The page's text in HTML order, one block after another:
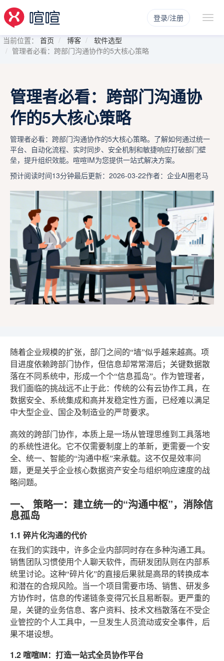
登录/注册
当前位置： 首页 博客
软件选型
管理者必看：跨部门沟通协作的5大核心策略
管理者必看：跨部门沟通协
作的5大核心策略
管理者必看：跨部门沟通协作的5大核心策略。了解如何通过统一
平台、自动化流程、实时同步、安全机制和敏捷响应打破部门壁
垒，提升组织效能。喧喧IM为您提供一站式解决方案。
预计阅读时间13分钟最后更新：2026-03-22作者：企业AI圈老马
随着企业规模的扩张，部门之间的“墙”似乎越来越高。项
目进度依赖跨部门协作，但信息却常常滞后；关键数据散
落在不同系统中，形成一个个“信息孤岛”。作为管理者，
我们面临的挑战远不止于此：传统的公有云协作工具，在
数据安全、系统集成和高并发稳定性方面，已经难以满足
中大型企业、国企及制造业的严苛要求。
高效的跨部门协作，本质上是一场从管理思维到工具落地
的系统性进化。它不仅需要制度上的革新，更需要一个安
全、统一、智能的“沟通中枢”来承载。这不仅是效率问
题，更是关乎企业核心数据资产安全与组织响应速度的战
略问题。
一、 策略一：建立统一的“沟通中枢”，消除信
息孤岛
1.1 碎片化沟通的代价
在我们的实践中，许多企业内部同时存在多种沟通工具。
销售团队习惯使用个人聊天软件，而研发团队则在内部系
统里讨论。这种“碎片化”的直接后果就是高昂的转换成本
和潜在的合规风险。当一个项目需要市场、销售、研发多
方协作时，信息的传递链条变得冗长且易断裂。更严重的
是，关键的业务信息、客户资料、技术文档散落在不受企
业管控的个人工具中，一旦发生人员流动或安全事件，后
果不堪设想。
1.2 喧喧IM：打造一站式全员协作平台